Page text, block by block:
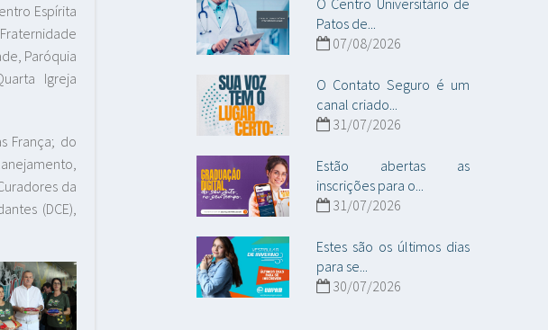
Espírita
Paróquia
Igreja
França; do
da
(DCE),
O Centro Universitário de
Patos de...
07/08/2026
O Contato Seguro é um
canal criado...
31/07/2026
Estão abertas as
inscrições para o...
31/07/2026
Estes são os últimos dias
para se...
30/07/2026